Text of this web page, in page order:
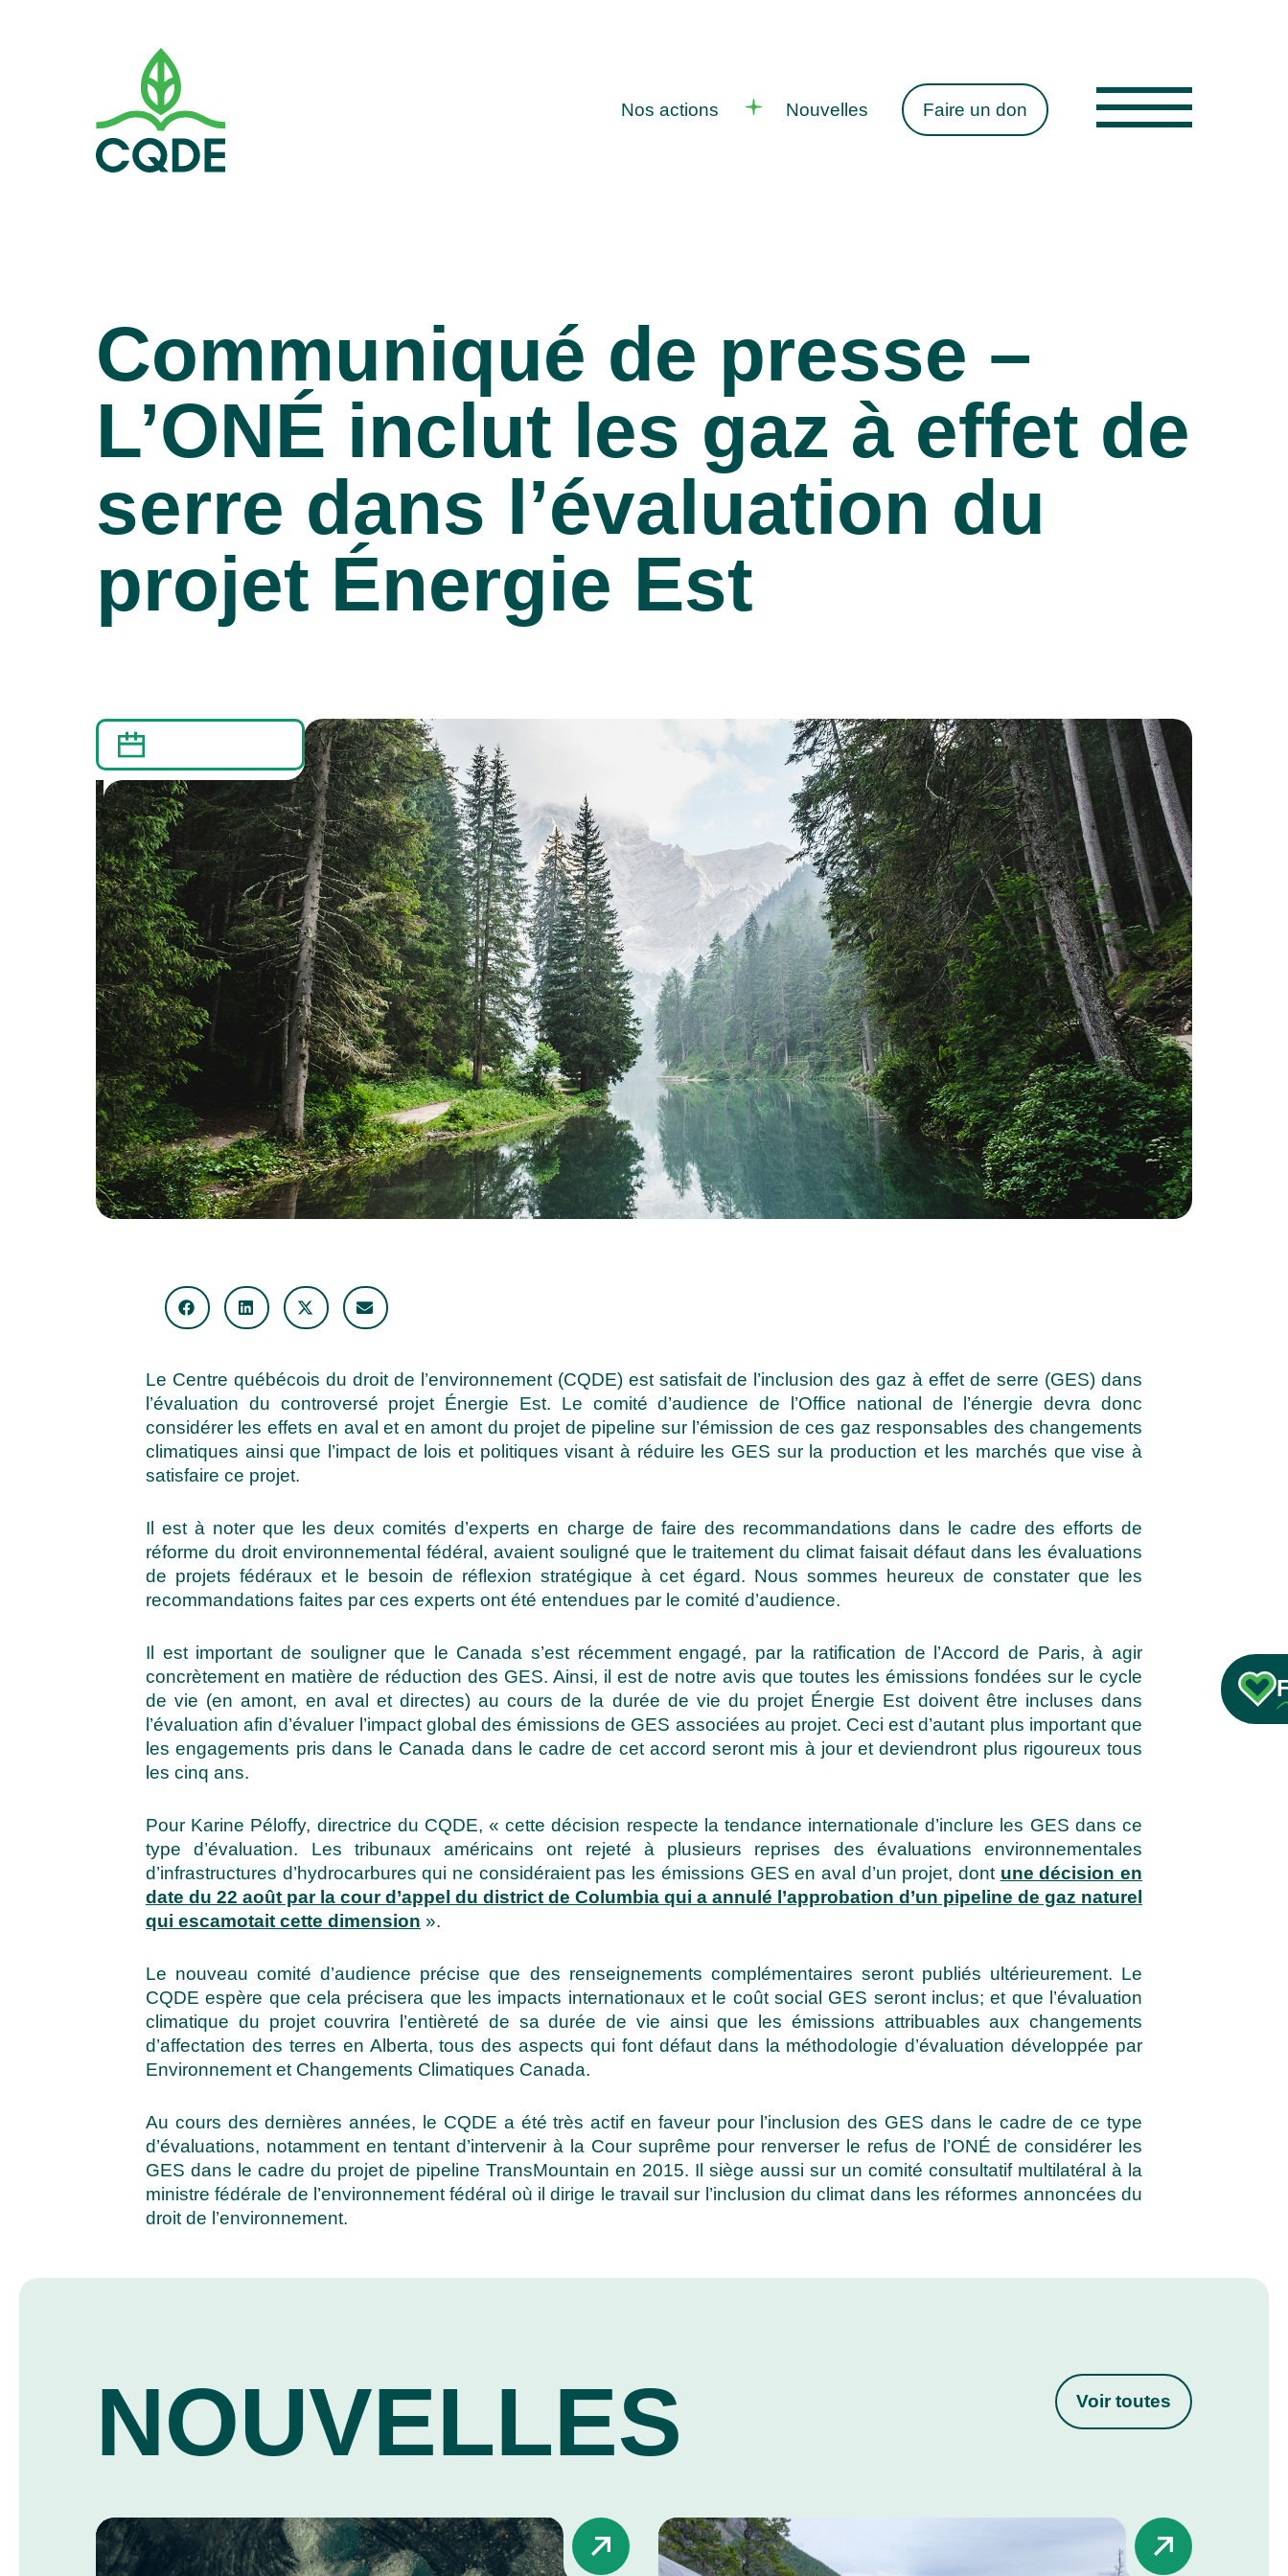
Nos actions Nouvelles Faire un don
Communiqué de presse –
L’ONÉ inclut les gaz à effet de
serre dans l’évaluation du
projet Énergie Est
Le Centre québécois du droit de l’environnement (CQDE) est satisfait de l’inclusion des gaz à effet de serre (GES) dans
l’évaluation du controversé projet Énergie Est. Le comité d’audience de l’Office national de l’énergie devra donc
considérer les effets en aval et en amont du projet de pipeline sur l’émission de ces gaz responsables des changements
climatiques ainsi que l’impact de lois et politiques visant à réduire les GES sur la production et les marchés que vise à
satisfaire ce projet.
Il est à noter que les deux comités d’experts en charge de faire des recommandations dans le cadre des efforts de
réforme du droit environnemental fédéral, avaient souligné que le traitement du climat faisait défaut dans les évaluations
de projets fédéraux et le besoin de réflexion stratégique à cet égard. Nous sommes heureux de constater que les
recommandations faites par ces experts ont été entendues par le comité d’audience.
Il est important de souligner que le Canada s’est récemment engagé, par la ratification de l’Accord de Paris, à agir
concrètement en matière de réduction des GES. Ainsi, il est de notre avis que toutes les émissions fondées sur le cycle
de vie (en amont, en aval et directes) au cours de la durée de vie du projet Énergie Est doivent être incluses dans
l’évaluation afin d’évaluer l’impact global des émissions de GES associées au projet. Ceci est d’autant plus important que
les engagements pris dans le Canada dans le cadre de cet accord seront mis à jour et deviendront plus rigoureux tous
les cinq ans.
Pour Karine Péloffy, directrice du CQDE, « cette décision respecte la tendance internationale d’inclure les GES dans ce
type d’évaluation. Les tribunaux américains ont rejeté à plusieurs reprises des évaluations environnementales
d’infrastructures d’hydrocarbures qui ne considéraient pas les émissions GES en aval d’un projet, dont une décision en
date du 22 août par la cour d’appel du district de Columbia qui a annulé l’approbation d’un pipeline de gaz naturel
qui escamotait cette dimension ».
Le nouveau comité d’audience précise que des renseignements complémentaires seront publiés ultérieurement. Le
CQDE espère que cela précisera que les impacts internationaux et le coût social GES seront inclus; et que l’évaluation
climatique du projet couvrira l’entièreté de sa durée de vie ainsi que les émissions attribuables aux changements
d’affectation des terres en Alberta, tous des aspects qui font défaut dans la méthodologie d’évaluation développée par
Environnement et Changements Climatiques Canada.
Au cours des dernières années, le CQDE a été très actif en faveur pour l’inclusion des GES dans le cadre de ce type
d’évaluations, notamment en tentant d’intervenir à la Cour suprême pour renverser le refus de l’ONÉ de considérer les
GES dans le cadre du projet de pipeline TransMountain en 2015. Il siège aussi sur un comité consultatif multilatéral à la
ministre fédérale de l’environnement fédéral où il dirige le travail sur l’inclusion du climat dans les réformes annoncées du
droit de l’environnement.
NOUVELLES Voir toutes